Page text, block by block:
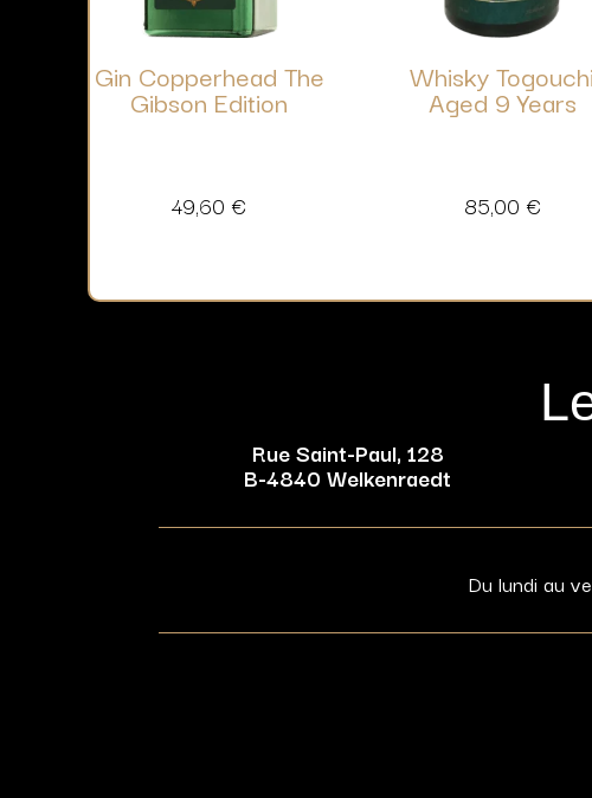
Gin Copperhead The
Gibson Edition
49,60 €
Whisky Togouchi
Aged 9 Years
85,00 €
Rue Saint-Paul, 128
B-4840 Welkenraedt
Du lundi au